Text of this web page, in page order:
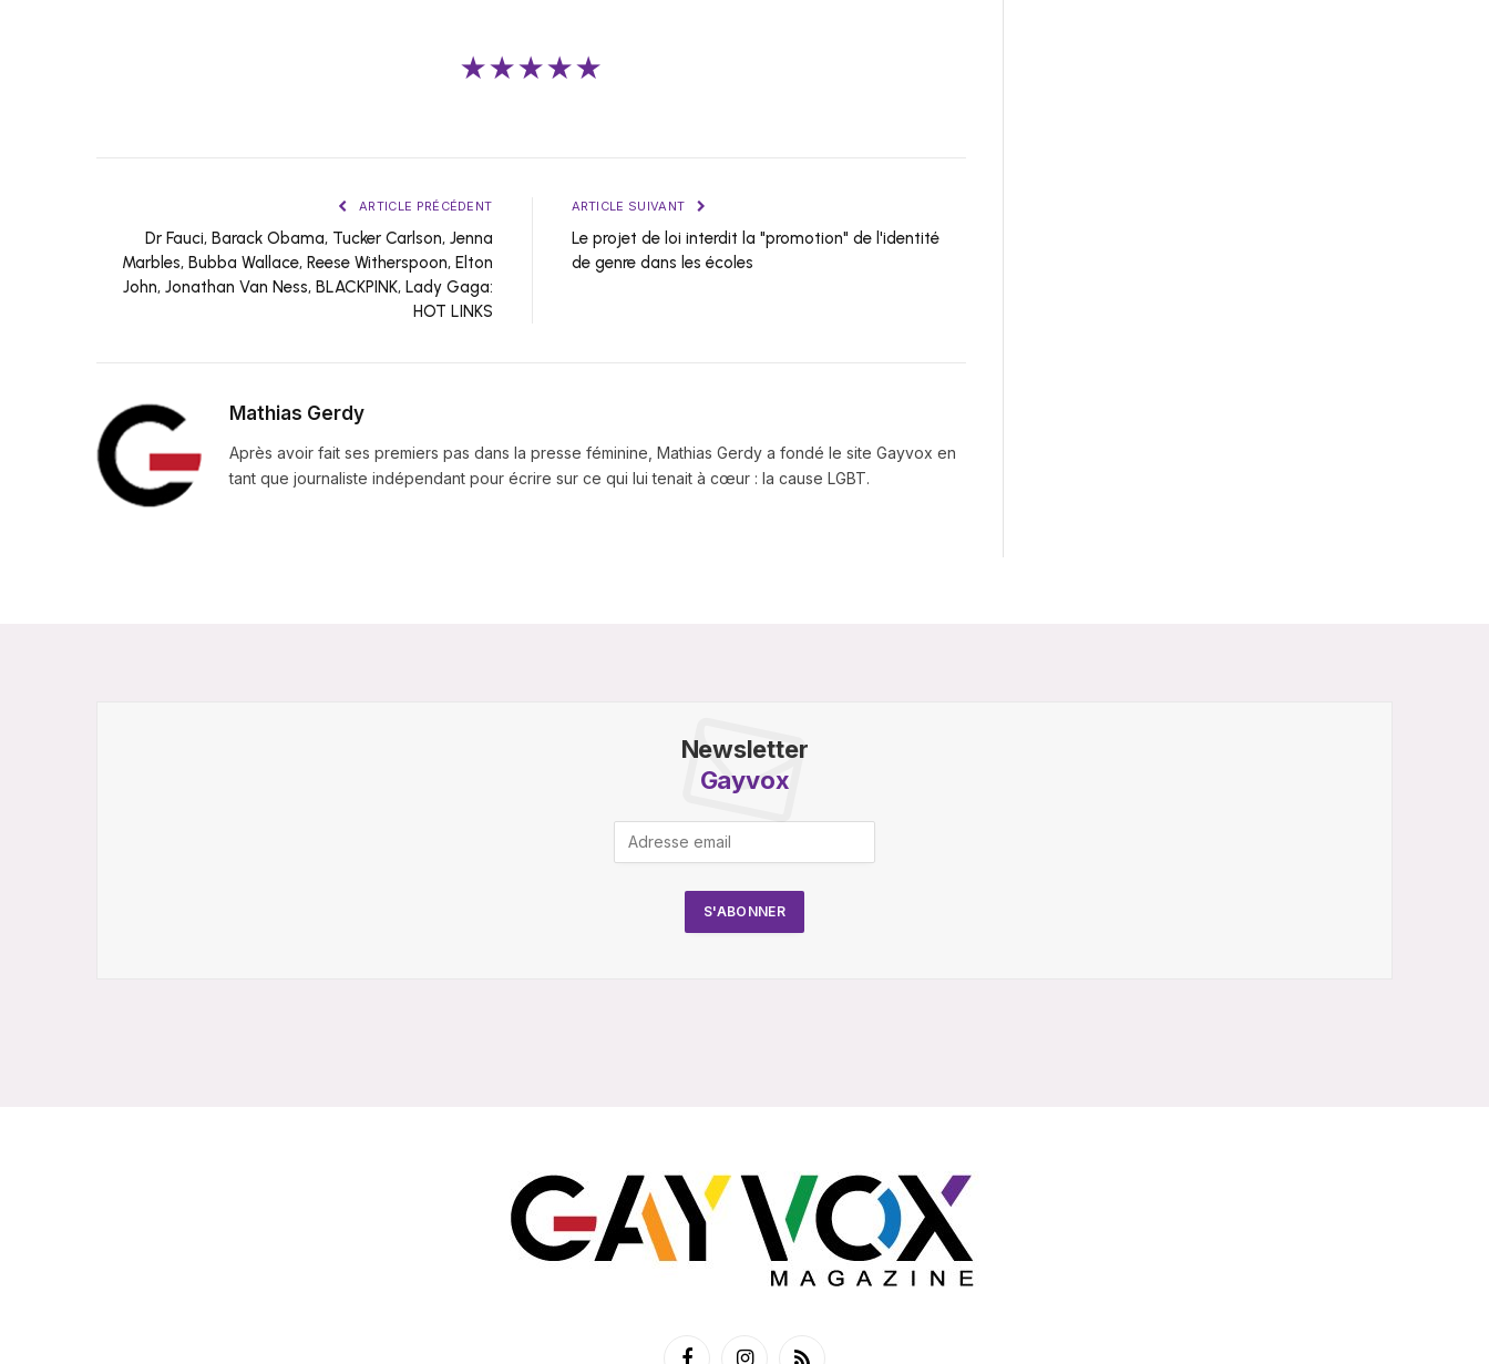
★★★★★
ARTICLE PRÉCÉDENT
Dr Fauci, Barack Obama, Tucker Carlson, Jenna
Marbles, Bubba Wallace, Reese Witherspoon, Elton
John, Jonathan Van Ness, BLACKPINK, Lady Gaga:
HOT LINKS
ARTICLE SUIVANT
Le projet de loi interdit la "promotion" de l'identité
de genre dans les écoles
Mathias Gerdy
Après avoir fait ses premiers pas dans la presse féminine, Mathias Gerdy a fondé le site Gayvox en
tant que journaliste indépendant pour écrire sur ce qui lui tenait à cœur : la cause LGBT.
Newsletter
Gayvox